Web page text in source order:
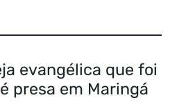
evangélica que foi
presa em Maringá